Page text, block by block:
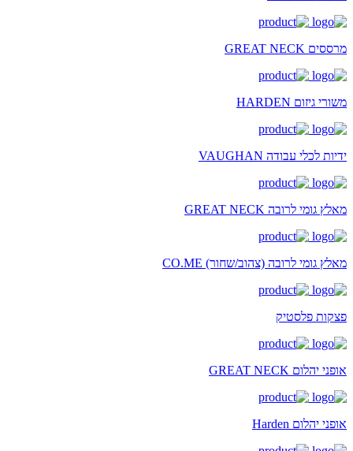
מרססים GREAT NECK
משורי גיזום HARDEN
ידיות לכלי עבודה VAUGHAN
מאלץ גומי לרובה GREAT NECK
מאלץ גומי לרובה (צהוב/שחור) CO.ME
פצקות פלסטיק
אופני יהלום GREAT NECK
אופני יהלום Harden